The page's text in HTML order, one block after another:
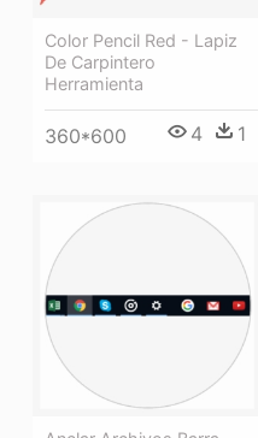
Color Pencil Red - Lapiz
De Carpintero
Herramienta
360*600 4 1